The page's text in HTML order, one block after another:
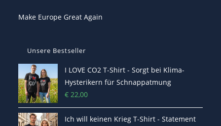
Make Europe Great Again
Unsere Bestseller
I LOVE CO2 T-Shirt - Sorgt bei Klima-
Hysterikern für Schnappatmung
€ 22,00
Ich will keinen Krieg T-Shirt - Statement